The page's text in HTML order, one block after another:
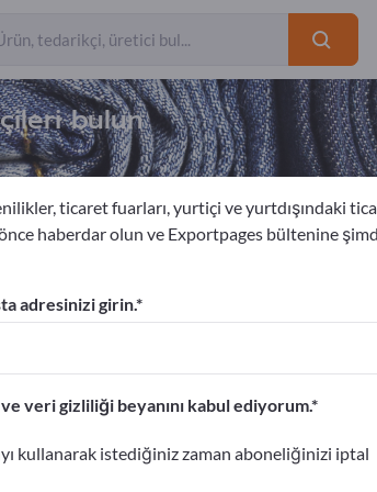
bulun
başlayın
ticaret fuarları, yurtiçi ve yurtdışındaki
haberdar olun ve Exportpages bültenine
adresinizi girin.
veri gizliliği beyanını kabul ediyorum.
kullanarak istediğiniz zaman aboneliğinizi iptal